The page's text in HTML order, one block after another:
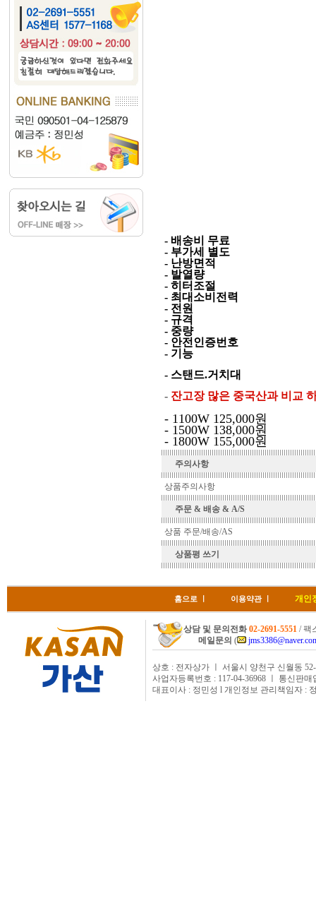
- 배송비 무료
- 부가세 별도
- 난방면적
- 발열량
- 히터조절
- 최대소비전력
- 전원
- 규격
- 중량
- 안전인증번호
- 기능
- 스탠드.거치대
- 잔고장 많은 중국산과 비교
- 1100W 125,000원
- 1500W 138,000원
- 1800W 155,000원
주의사항
상품주의사항
주문 & 배송 & A/S
상품 주문/배송/AS
상품평 쓰기
홈으로 이용약관 개인
상담 및 문의전화02-2691-5551/ 팩
메일문의 (
상호 : 전자상가 ㅣ 서울시 양천구 신월동
사업자등록번호 : 117-04-36968 ㅣ 통신판매
대표이사 : 정민성 l 개인정보 관리책임자 :